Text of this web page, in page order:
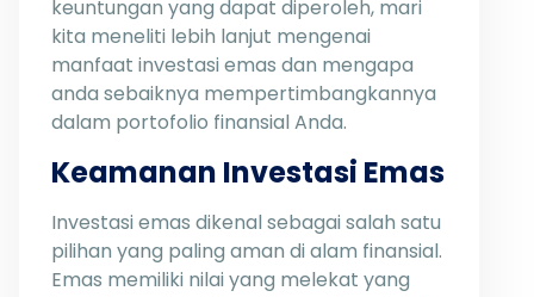
keuntungan yang dapat diperoleh, mari
kita meneliti lebih lanjut mengenai
manfaat investasi emas dan mengapa
anda sebaiknya mempertimbangkannya
dalam portofolio finansial Anda.
Keamanan Investasi Emas
Investasi emas dikenal sebagai salah satu
pilihan yang paling aman di alam finansial.
Emas memiliki nilai yang melekat yang